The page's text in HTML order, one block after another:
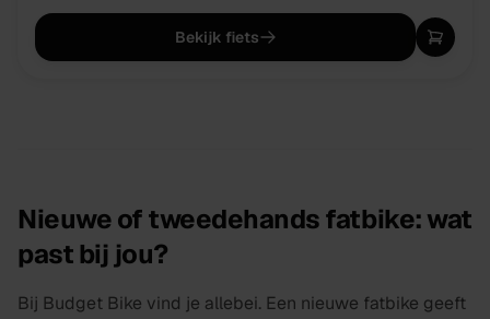
Bekijk fiets
Nieuwe of tweedehands fatbike: wat
past bij jou?
Bij Budget Bike vind je allebei. Een nieuwe fatbike geeft